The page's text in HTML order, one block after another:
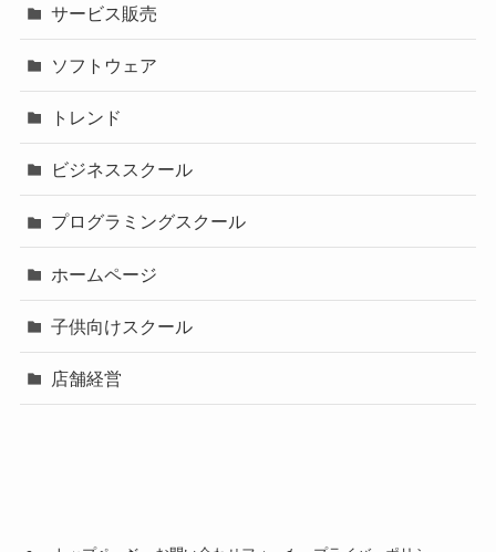
サービス販売
ソフトウェア
トレンド
ビジネススクール
プログラミングスクール
ホームページ
子供向けスクール
店舗経営